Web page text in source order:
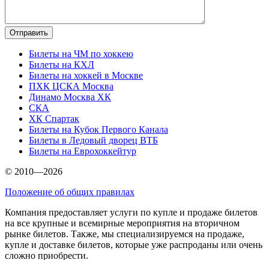
Билеты на ЧМ по хоккею
Билеты на КХЛ
Билеты на хоккей в Москве
ПХК ЦСКА Москва
Динамо Москва ХК
СКА
ХК Спартак
Билеты на Кубок Первого Канала
Билеты в Ледовый дворец ВТБ
Билеты на Еврохоккейтур
© 2010—2026
Положение об общих правилах
Компания предоставляет услуги по купле и продаже билетов
на все крупные и всемирные мероприятия на вторичном
рынке билетов. Также, мы специализируемся на продаже,
купле и доставке билетов, которые уже распроданы или очень
сложно приобрести.